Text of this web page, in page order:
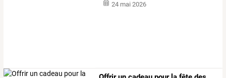
24 mai 2026